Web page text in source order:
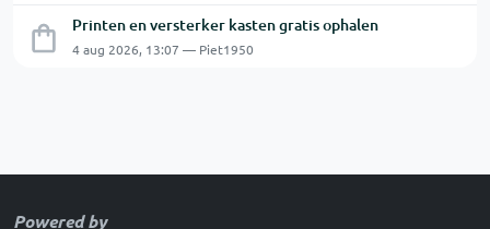
Printen en versterker kasten gratis ophalen
4 aug 2026, 13:07 — Piet1950
Powered by